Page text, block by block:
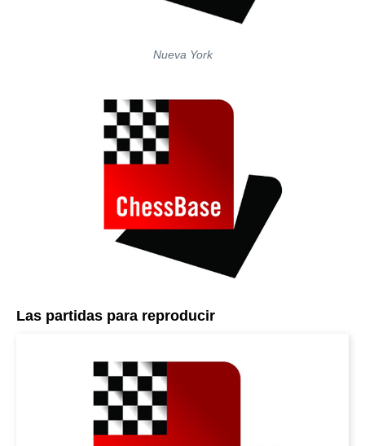
Nueva York
Las partidas para reproducir